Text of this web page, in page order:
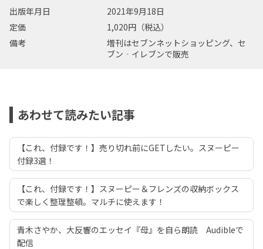
出版年月日
2021年9月18日
定価
1,020円（税込）
備考
増刊はセブンネットショッピング、セ
ブン‐イレブンで販売
あわせて読みたい記事
【これ、付録です！】売り切れ前にGETしたい。スヌーピー
付録3選！
【これ、付録です！】スヌーピー＆フレンズの収納ボックス
で楽しく整理整頓。マルチに使えます！
青木さやか、大反響のエッセイ『母』を自ら朗読 Audibleで
配信